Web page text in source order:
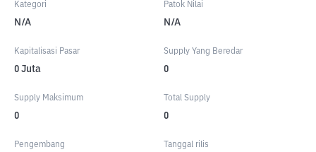
Kategori
N/A
Patok Nilai
N/A
Kapitalisasi Pasar
0 Juta
Supply Yang Beredar
0
Supply Maksimum
0
Total Supply
0
Pengembang Tanggal rilis